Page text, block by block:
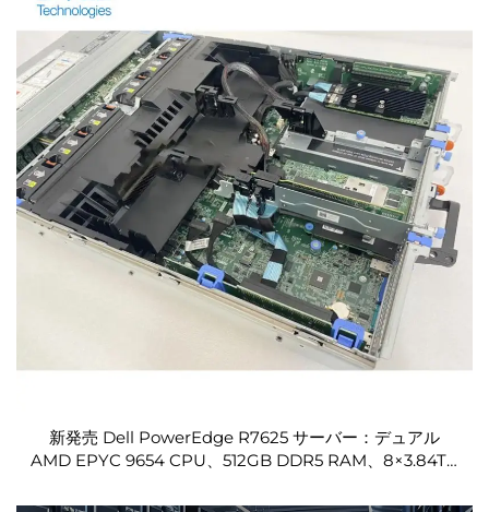
新発売 Dell PowerEdge R7625 サーバー：デュアル
AMD EPYC 9654 CPU、512GB DDR5 RAM、8×3.84TB